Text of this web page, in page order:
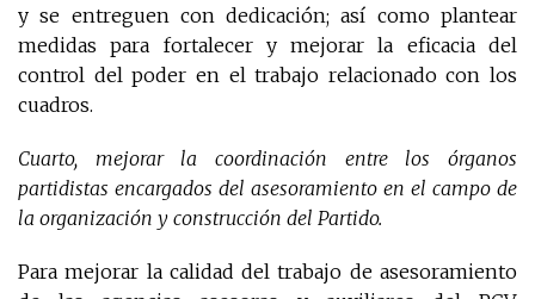
y se entreguen con dedicación; así como plantear
medidas para fortalecer y mejorar la eficacia del
control del poder en el trabajo relacionado con los
cuadros.
Cuarto, mejorar la coordinación entre los órganos
partidistas encargados del asesoramiento en el campo de
la organización y construcción del Partido.
Para mejorar la calidad del trabajo de asesoramiento